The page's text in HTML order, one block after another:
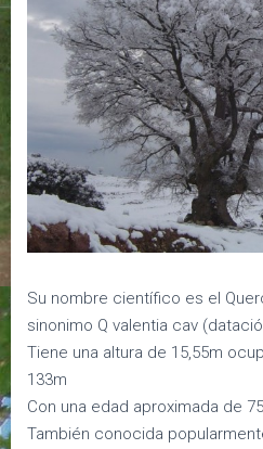
Su nombre científico es el
sinonimo Q valentia cav
Tiene una altura de 15,55m
133m
Con una edad aproximada de
También conocida